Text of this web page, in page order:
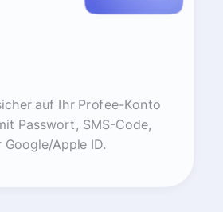
auf Ihr Profee-Konto
Passwort, SMS-Code,
Google/Apple ID.